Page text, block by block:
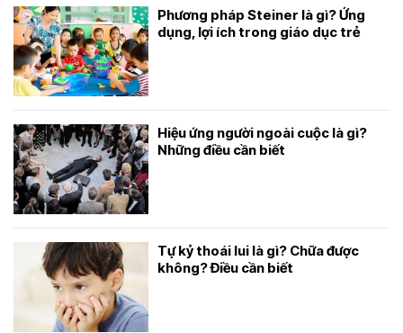
Phương pháp Steiner là gì? Ứng
dụng, lợi ích trong giáo dục trẻ
Hiệu ứng người ngoài cuộc là gì?
Những điều cần biết
Tự kỷ thoái lui là gì? Chữa được
không? Điều cần biết